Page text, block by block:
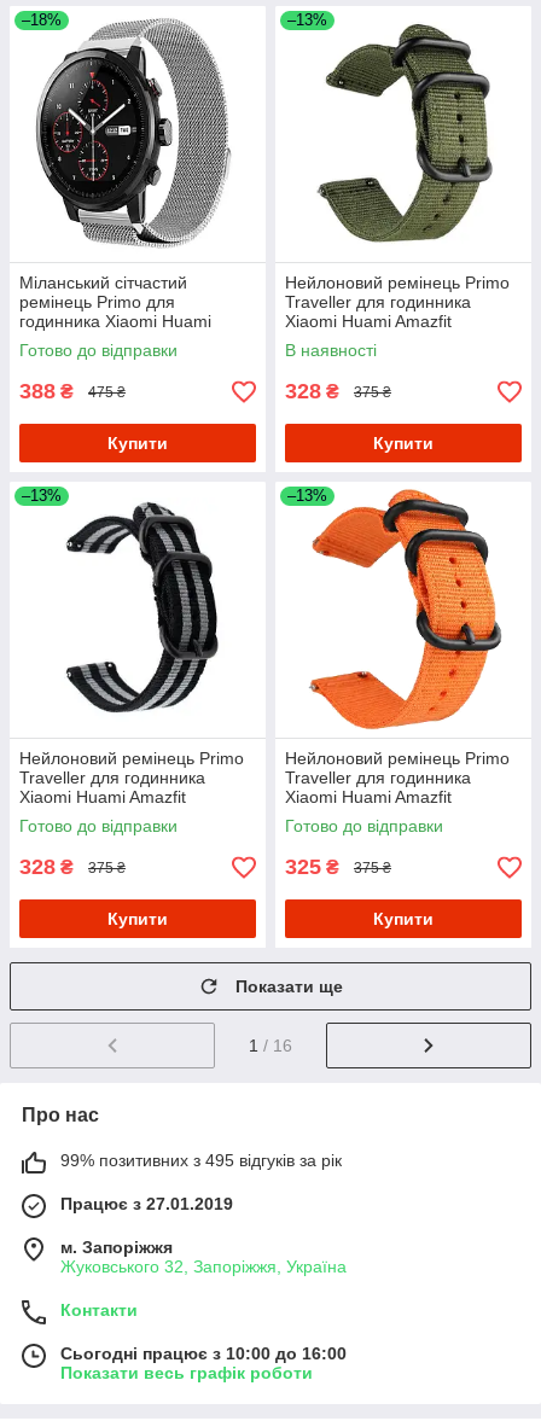
–18%
Міланський сітчастий
ремінець Primo для
годинника Xiaomi Huami
Amazfit SportWatch 2 / Amazfit
Stratos - Silver
Готово до відправки
388 ₴ 475 ₴
Купити
–13%
Нейлоновий ремінець Primo
Traveller для годинника
Xiaomi Huami Amazfit
SportWatch 2 / Amazfit Stratos
- Army Green
В наявності
328 ₴ 375 ₴
Купити
–13%
Нейлоновий ремінець Primo
Traveller для годинника
Xiaomi Huami Amazfit
SportWatch 2 / Amazfit Stratos
- Black&Grey
Готово до відправки
328 ₴ 375 ₴
Купити
–13%
Нейлоновий ремінець Primo
Traveller для годинника
Xiaomi Huami Amazfit
SportWatch 2 / Amazfit Stratos
- Orange
Готово до відправки
325 ₴ 375 ₴
Купити
Показати ще
1 / 16
Про нас
99% позитивних з 495 відгуків за рік
Працює з 27.01.2019
м. Запоріжжя
Жуковського 32, Запоріжжя, Україна
Контакти
Сьогодні працює з 10:00 до 16:00
Показати весь графік роботи